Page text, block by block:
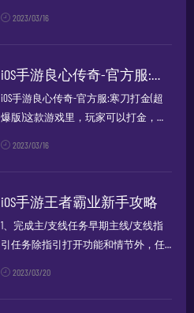
2023/03/16
iOS手游良心传奇-官方服:寒刀打金(超爆版)如何打金 打金的赚钱攻略总结
iOS手游良心传奇-官方服:寒刀打金(超
爆版)这款游戏里，玩家可以打金，并
入。总结打金挣钱攻略玩家在副本内...
2023/03/16
iOS手游王者霸业新手攻略
1、完成主/支线任务早期主线/支线指
引任务除指引打开功能和情节外，任
2023/03/20